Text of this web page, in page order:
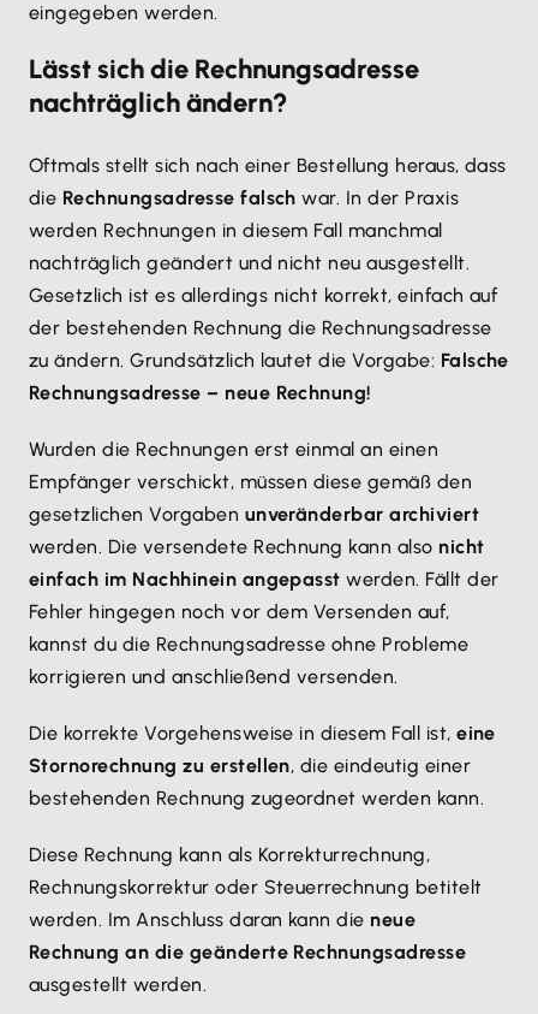
eingegeben werden.
Lässt sich die Rechnungsadresse
nachträglich ändern?
Oftmals stellt sich nach einer Bestellung heraus, dass
die Rechnungsadresse falsch war. In der Praxis
werden Rechnungen in diesem Fall manchmal
nachträglich geändert und nicht neu ausgestellt.
Gesetzlich ist es allerdings nicht korrekt, einfach auf
der bestehenden Rechnung die Rechnungsadresse
zu ändern. Grundsätzlich lautet die Vorgabe: Falsche
Rechnungsadresse – neue Rechnung!
Wurden die Rechnungen erst einmal an einen
Empfänger verschickt, müssen diese gemäß den
gesetzlichen Vorgaben unveränderbar archiviert
werden. Die versendete Rechnung kann also nicht
einfach im Nachhinein angepasst werden. Fällt der
Fehler hingegen noch vor dem Versenden auf,
kannst du die Rechnungsadresse ohne Probleme
korrigieren und anschließend versenden.
Die korrekte Vorgehensweise in diesem Fall ist,eine
Stornorechnung zu erstellen, die eindeutig einer
bestehenden Rechnung zugeordnet werden kann.
Diese Rechnung kann als Korrekturrechnung,
Rechnungskorrektur oder Steuerrechnung betitelt
werden. Im Anschluss daran kann die neue
Rechnung an die geänderte Rechnungsadresse
ausgestellt werden.